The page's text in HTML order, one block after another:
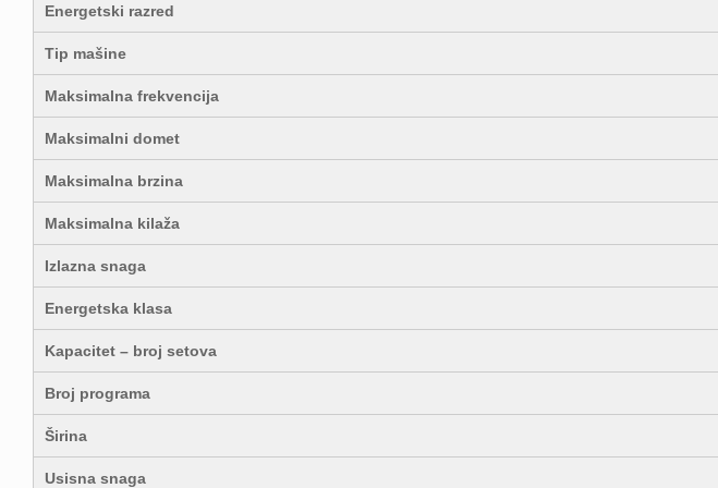
Energetski razred
Tip mašine
Maksimalna frekvencija
Maksimalni domet
Maksimalna brzina
Maksimalna kilaža
Izlazna snaga
Energetska klasa
Kapacitet – broj setova
Broj programa
Širina
Usisna snaga